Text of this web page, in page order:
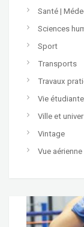
Santé |
Sciences
Sport
Transports
Travaux
Vie étudiante
Ville et
Vintage
Vue aérienne